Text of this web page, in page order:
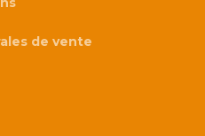
de vente